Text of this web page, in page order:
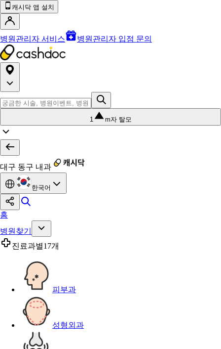
캐시닥 앱 설치
병원관리자 서비스 병원관리자 입점 문의
1 m자 탈모
대구 동구 내과
한국어
홈
병원찾기
진료과별17개
피부과
성형외과